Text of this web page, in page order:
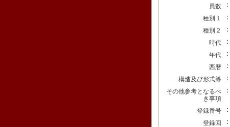
員数
：
種別１
：
種別２
：
時代
：
年代
：
西暦
：
構造及び形式等
：
その他参考となるべ
き事項
：
登録番号 ：
登録回
：